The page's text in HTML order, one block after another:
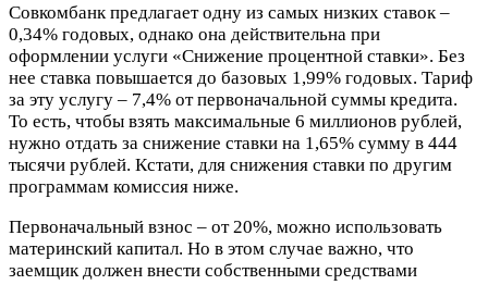
Совкомбанк предлагает одну из самых низких ставок –
0,34% годовых, однако она действительна при
оформлении услуги «Снижение процентной ставки». Без
нее ставка повышается до базовых 1,99% годовых. Тариф
за эту услугу – 7,4% от первоначальной суммы кредита.
То есть, чтобы взять максимальные 6 миллионов рублей,
нужно отдать за снижение ставки на 1,65% сумму в 444
тысячи рублей. Кстати, для снижения ставки по другим
программам комиссия ниже.
Первоначальный взнос – от 20%, можно использовать
материнский капитал. Но в этом случае важно, что
заемщик должен внести собственными средствами